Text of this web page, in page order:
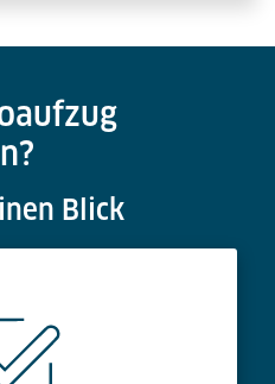
Blick